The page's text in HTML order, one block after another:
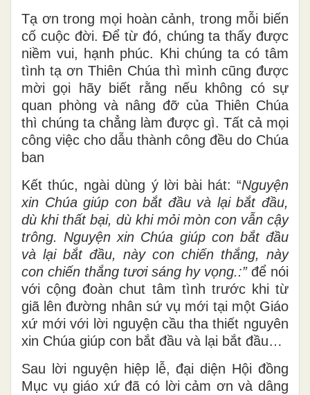
Tạ ơn trong mọi hoàn cảnh, trong mỗi biến
cố cuộc đời. Để từ đó, chúng ta thấy được
niềm vui, hạnh phúc. Khi chúng ta có tâm
tình tạ ơn Thiên Chúa thì mình cũng được
mời gọi hãy biết rằng nếu không có sự
quan phòng và nâng đỡ của Thiên Chúa
thì chúng ta chẳng làm được gì. Tất cả mọi
công việc cho dẫu thành công đều do Chúa
ban
Kết thúc, ngài dùng ý lời bài hát: “Nguyện
xin Chúa giúp con bắt đầu và lại bắt đầu,
dù khi thất bại, dù khi mỏi mòn con vẫn cậy
trông. Nguyện xin Chúa giúp con bắt đầu
và lại bắt đầu, này con chiến thắng, này
con chiến thắng tươi sáng hy vọng.:”để nói
với cộng đoàn chut tâm tình trước khi từ
giã lên đường nhân sứ vụ mới tại một Giáo
xứ mới với lời nguyện cầu tha thiết nguyên
xin Chúa giúp con bắt đầu và lại bắt đầu…
Sau lời nguyện hiệp lễ, đại diện Hội đồng
Mục vụ giáo xứ đã có lời cảm ơn và dâng